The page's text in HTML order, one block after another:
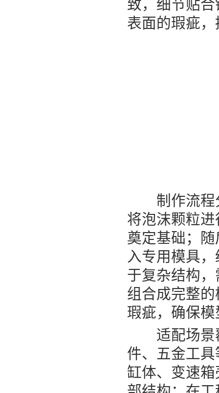
致，细节贴
表面的瑕疵
制作流程分
将泡沫颗粒
奠定基础；
入专用模具
于复杂结构
组合成完整
瑕疵，确保
适配场景覆
件、五金工
缸体、变速